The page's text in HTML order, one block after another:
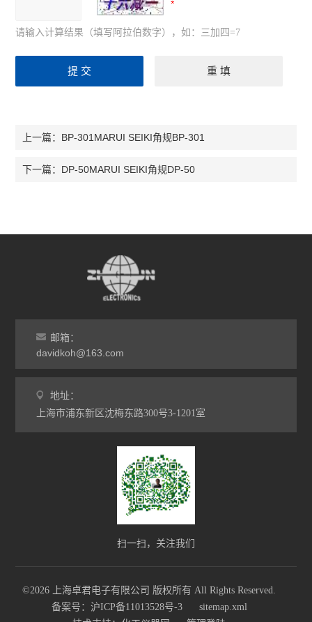
请输入计算结果（填写阿拉伯数字），如：三加四=7
上一篇： BP-301MARUI SEIKI角规BP-301
下一篇： DP-50MARUI SEIKI角规DP-50
邮箱：
davidkoh@163.com
地址：
上海市浦东新区沈梅东路300号3-1201室
扫一扫，关注我们
©2026 上海卓君电子有限公司 版权所有 All Rights Reserved.
备案号：沪ICP备11013528号-3
sitemap.xml